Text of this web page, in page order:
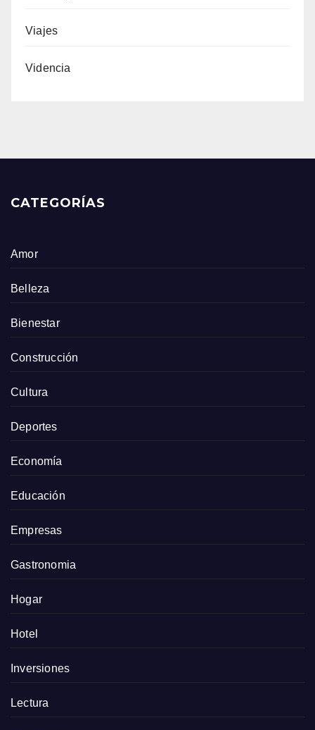
Viajes
Videncia
CATEGORÍAS
Amor
Belleza
Bienestar
Construcción
Cultura
Deportes
Economía
Educación
Empresas
Gastronomia
Hogar
Hotel
Inversiones
Lectura